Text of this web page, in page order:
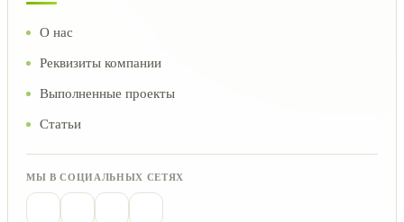
О нас
Реквизиты компании
Выполненные проекты
Статьи
МЫ В СОЦИАЛЬНЫХ СЕТЯХ